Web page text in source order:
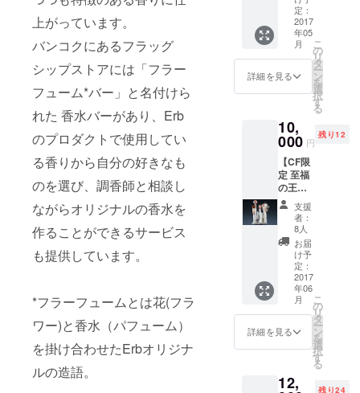
上がっています。
バンコクにあるフラッグ
シップストアには「フラー
フューム*バー」と名付けら
れた 香水バーがあり、Erb
のプロダクトで使用してい
る香りから自分の好きなも
のを選び、調香師と相談し
ながらオリジナルの香水を
作ることができるサービス
も提供しています。
*フラーフュームとは花(フラ
ワー)と香水（パフューム）
を掛け合わせたErbオリジナ
ルの造語。
ベント
前売り
チケッ
ト (定価
9,000
円)
定：
2017
年05
月
詳細を見る
こ
の
リ
タ
ー
ン
を
選
択
す
る
10,
000 円
残り12
【CF限
定 至福
の王女
セッ
ト】
Erbのプ
リンセ
スPa シ
リーズ
の特別
セッ
ト。 (定
価
14,256
円 税込)
*画像は
ジです
支援
者：
8人
お届
け予
定：
2017
年06
月
詳細を見る
こ
の
リ
タ
ー
ン
を
選
択
す
る
12, 残り24